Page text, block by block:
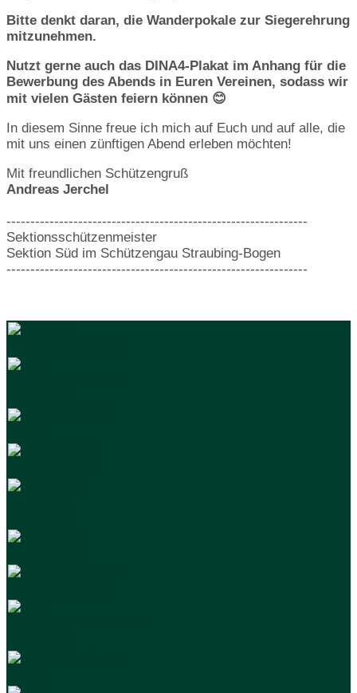
Bitte denkt daran, die Wanderpokale zur Siegerehrung
mitzunehmen.
Nutzt gerne auch das DINA4-Plakat im Anhang für die
Bewerbung des Abends in Euren Vereinen, sodass wir
mit vielen Gästen feiern können 😊
In diesem Sinne freue ich mich auf Euch und auf alle, die
mit uns einen zünftigen Abend erleben möchten!
Mit freundlichen Schützengruß
Andreas Jerchel
---------------------------------------------------------------
Sektionsschützenmeister
Sektion Süd im Schützengau Straubing-Bogen
---------------------------------------------------------------